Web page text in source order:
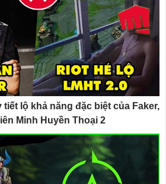
tiết lộ khả năng đặc biệt của Faker,
Minh Huyền Thoại 2